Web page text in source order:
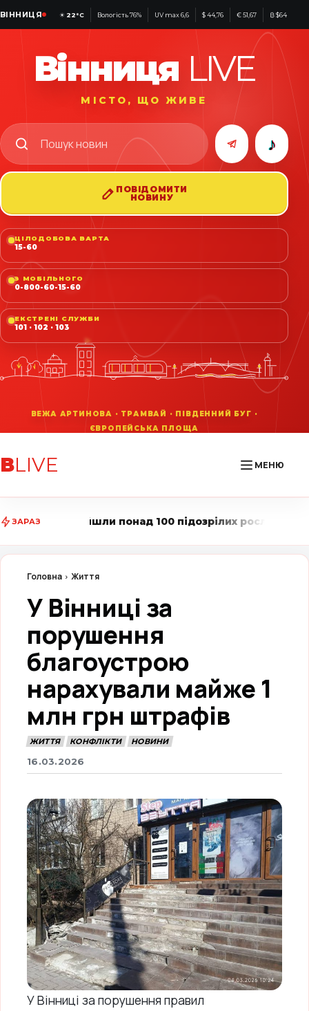
ВІННИЦЯ ☀ 22°C Вологість 76% UV max 6,6 $ 44,76 € 51,67 ₿ $64 244
Вінниця LIVE
МІСТО, ЩО ЖИВЕ
♪
ПОВІДОМИТИ
НОВИНУ
ЦІЛОДОБОВА ВАРТА
15-60
З МОБІЛЬНОГО
0-800-60-15-60
ЕКСТРЕНІ СЛУЖБИ
101 · 102 · 103
ВLIVE МЕНЮ
ЗАРАЗ 100 підозрілих рослин • Вінниця LIVE
Головна Життя
У Вінниці за
порушення
благоустрою
нарахували майже 1
млн грн штрафів
ЖИТТЯ КОНФЛІКТИ НОВИНИ
16.03.2026
У Вінниці за порушення правил